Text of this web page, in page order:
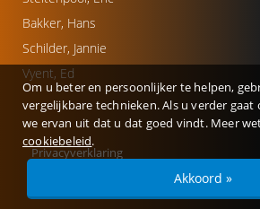
Om u beter en persoonlijker te helpen,
vergelijkbare technieken. Als u verder gaat
we ervan uit dat u dat goed vindt. Meer
cookiebeleid.
Akkoord »
Bakker, Hans
Schilder, Jannie
Vyent, Ed
Privacyverklaring
© Copyright 2026 - Gerealiseerd door